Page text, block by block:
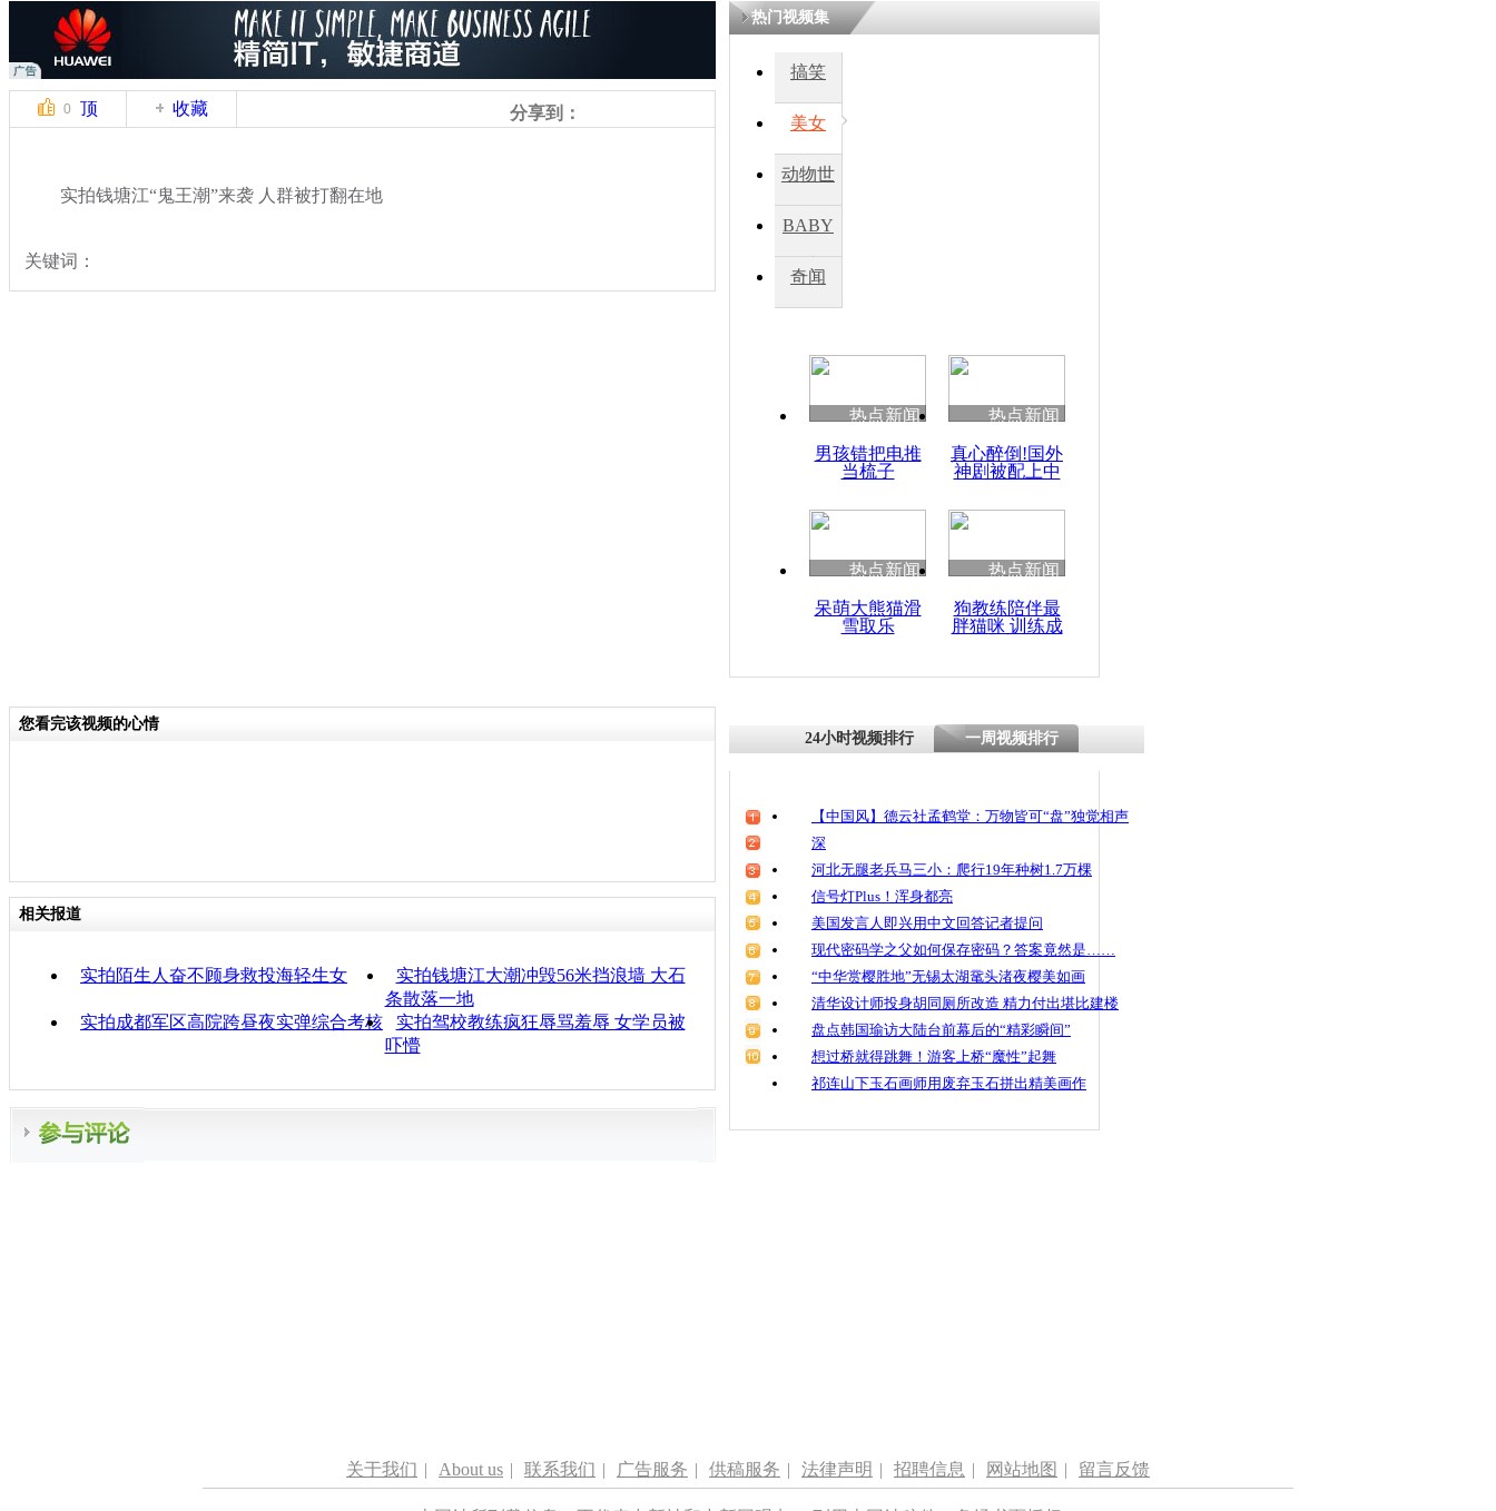
因
度苗族花山节
魂
0 顶 收藏 分享到：
实拍钱塘江“鬼王潮”来袭 人群被打翻在地
关键词：
热门视频集
搞笑
美女
动物世
BABY
秀
奇闻
热点新闻
男孩错把电推
当梳子
热点新闻
真心醉倒!国外
神剧被配上中
热点新闻
呆萌大熊猫滑
雪取乐
热点新闻
狗教练陪伴最
胖猫咪 训练成
您看完该视频的心情
相关报道
实拍陌生人奋不顾身救投海轻生女
实拍钱塘江大潮冲毁56米挡浪墙 大石
条散落一地
实拍成都军区高院跨昼夜实弹综合考核
实拍驾校教练疯狂辱骂羞辱 女学员被
吓懵
24小时视频排行 一周视频排行
【中国风】德云社孟鹤堂：万物皆可“盘”独觉相声
深
河北无腿老兵马三小：爬行19年种树1.7万棵
信号灯Plus！浑身都亮
美国发言人即兴用中文回答记者提问
现代密码学之父如何保存密码？答案竟然是……
“中华赏樱胜地”无锡太湖鼋头渚夜樱美如画
清华设计师投身胡同厕所改造 精力付出堪比建楼
盘点韩国瑜访大陆台前幕后的“精彩瞬间”
想过桥就得跳舞！游客上桥“魔性”起舞
祁连山下玉石画师用废弃玉石拼出精美画作
关于我们 | About us | 联系我们 | 广告服务 | 供稿服务 | 法律声明 | 招聘信息 | 网站地图 | 留言反馈